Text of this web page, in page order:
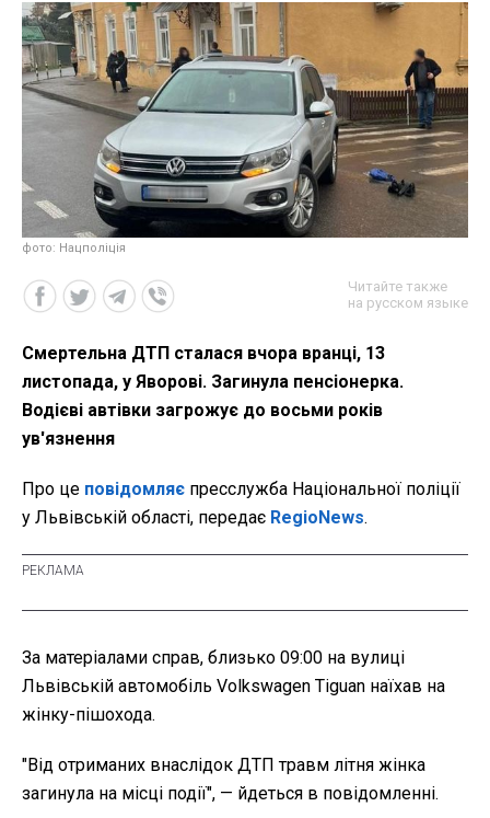
фото: Нацполіція
Читайте также
на русском языке
Смертельна ДТП сталася вчора вранці, 13
листопада, у Яворові. Загинула пенсіонерка.
Водієві автівки загрожує до восьми років
ув'язнення
Про це повідомляє пресслужба Національної поліції
у Львівській області, передає RegioNews.
За матеріалами справ, близько 09:00 на вулиці
Львівській автомобіль Volkswagen Tiguan наїхав на
жінку-пішохода.
"Від отриманих внаслідок ДТП травм літня жінка
загинула на місці події", — йдеться в повідомленні.